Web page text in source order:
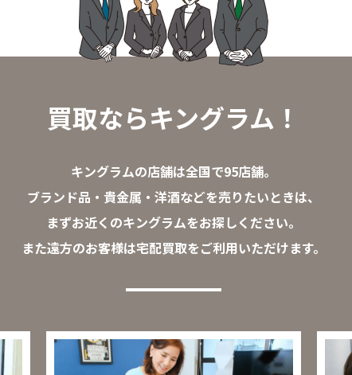
買取ならキングラム！
キングラムの店舗は全国で95店舗。
ブランド品・貴金属・洋酒などを売りたいときは、
まずお近くのキングラムをお探しください。
また遠方のお客様は宅配買取をご利用いただけます。